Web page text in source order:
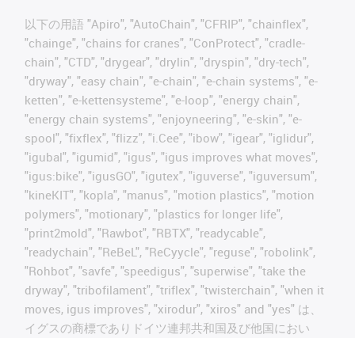
以下の用語 "Apiro", "AutoChain", "CFRIP", "chainflex",
"chainge", "chains for cranes", "ConProtect", "cradle-
chain", "CTD", "drygear", "drylin", "dryspin", "dry-tech",
"dryway", "easy chain", "e-chain", "e-chain systems", "e-
ketten", "e-kettensysteme", "e-loop", "energy chain",
"energy chain systems", "enjoyneering", "e-skin", "e-
spool", "fixflex", "flizz", "i.Cee", "ibow", "igear", "iglidur",
"igubal", "igumid", "igus", "igus improves what moves",
"igus:bike", "igusGO", "igutex", "iguverse", "iguversum",
"kineKIT", "kopla", "manus", "motion plastics", "motion
polymers", "motionary", "plastics for longer life",
"print2mold", "Rawbot", "RBTX", "readycable",
"readychain", "ReBeL", "ReCyycle", "reguse", "robolink",
"Rohbot", "savfe", "speedigus", "superwise", "take the
dryway", "tribofilament", "triflex", "twisterchain", "when it
moves, igus improves", "xirodur", "xiros" and "yes" は、
イグスの商標でありドイツ連邦共和国及び他国におい